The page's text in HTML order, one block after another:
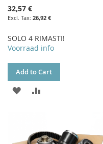
32,57 €
26,92 €
SOLO 4 RIMASTI!
Voorraad info
Add to Cart
ADD